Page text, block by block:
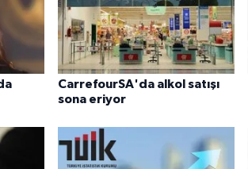
CarrefourSA'da alkol satışı
sona eriyor